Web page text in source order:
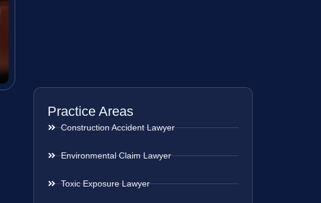
Practice Areas
Construction Accident Lawyer
Environmental Claim Lawyer
Toxic Exposure Lawyer